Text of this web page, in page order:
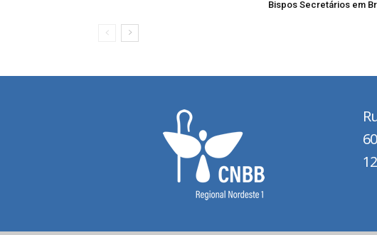
Bispos Secretários em